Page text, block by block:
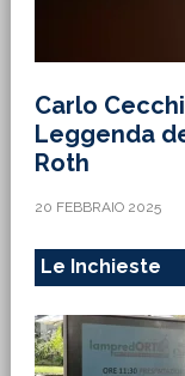
Carlo
Leggenda
Roth
20 FEBBRAIO 2025
Le Inchieste